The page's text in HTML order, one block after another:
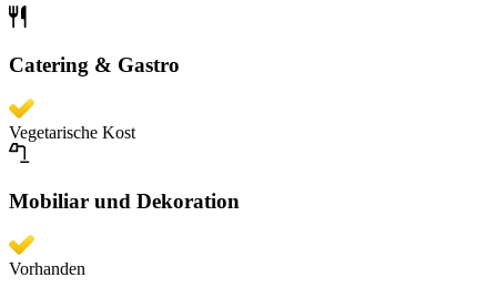
Catering & Gastro
Vegetarische Kost
Mobiliar und Dekoration
Vorhanden